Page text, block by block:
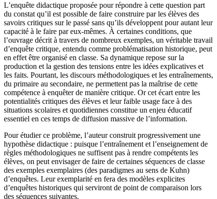
L’enquête didactique proposée pour répondre à cette question part
du constat qu’il est possible de faire construire par les élèves des
savoirs critiques sur le passé sans qu’ils développent pour autant leur
capacité à le faire par eux-mêmes. À certaines conditions, que
l’ouvrage décrit à travers de nombreux exemples, un véritable travail
d’enquête critique, entendu comme problématisation historique, peut
en effet être organisé en classe. Sa dynamique repose sur la
production et la gestion des tensions entre les idées explicatives et
les faits. Pourtant, les discours méthodologiques et les entraînements,
du primaire au secondaire, ne permettent pas la maîtrise de cette
compétence à enquêter de manière critique. Or cet écart entre les
potentialités critiques des élèves et leur faible usage face à des
situations scolaires et quotidiennes constitue un enjeu éducatif
essentiel en ces temps de diffusion massive de l’information.
Pour étudier ce problème, l’auteur construit progressivement une
hypothèse didactique : puisque l’entraînement et l’enseignement de
règles méthodologiques ne suffisent pas à rendre compétents les
élèves, on peut envisager de faire de certaines séquences de classe
des exemples exemplaires (des paradigmes au sens de Kuhn)
d’enquêtes. Leur exemplarité en fera des modèles explicites
d’enquêtes historiques qui serviront de point de comparaison lors
des séquences suivantes.